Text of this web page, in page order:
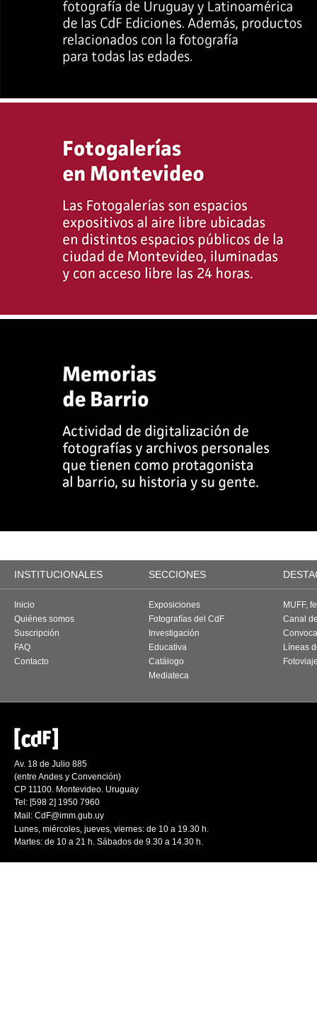
INSTITUCIONALES SECCIONES
Inicio
Quiénes somos
Suscripción
FAQ
Contacto
Exposiciones
Fotografías del CdF
Investigación
Educativa
Catálogo
Mediateca
MUFF,
Canal
Líneas
Av. 18 de Julio 885
(entre Andes y Convención)
CP 11100. Montevideo. Uruguay
Tel: [598 2] 1950 7960
Mail: CdF@imm.gub.uy
Lunes, miércoles, jueves, viernes: de 10 a 19.30 h.
Martes: de 10 a 21 h. Sábados de 9.30 a 14.30 h.